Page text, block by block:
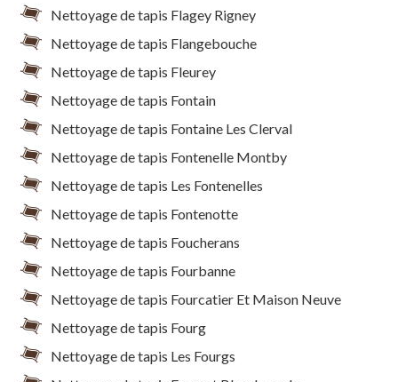
Nettoyage de tapis Flagey Rigney
Nettoyage de tapis Flangebouche
Nettoyage de tapis Fleurey
Nettoyage de tapis Fontain
Nettoyage de tapis Fontaine Les Clerval
Nettoyage de tapis Fontenelle Montby
Nettoyage de tapis Les Fontenelles
Nettoyage de tapis Fontenotte
Nettoyage de tapis Foucherans
Nettoyage de tapis Fourbanne
Nettoyage de tapis Fourcatier Et Maison Neuve
Nettoyage de tapis Fourg
Nettoyage de tapis Les Fourgs